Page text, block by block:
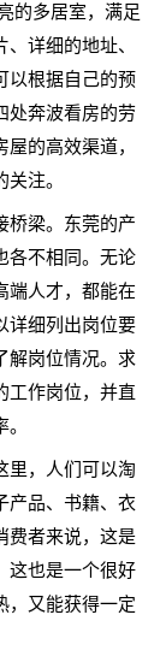
的多居室，满足
详细的地址、
以根据自己的预
处奔波看房的劳
的高效渠道，
注。
桥梁。东莞的产
各不相同。无论
端人才，都能在
详细列出岗位要
解岗位情况。求
工作岗位，并直
里，人们可以淘
产品、书籍、衣
费者来说，这是
这也是一个很好
，又能获得一定